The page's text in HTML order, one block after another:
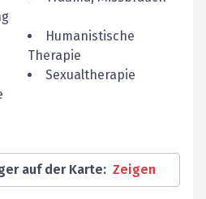
Humanistische
Therapie
Sexualtherapie
auf der Karte: Zeigen